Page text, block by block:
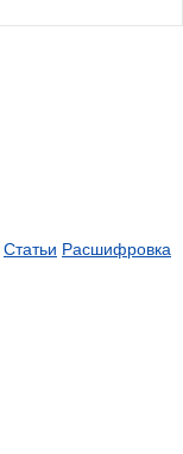
Статьи Расшифровка